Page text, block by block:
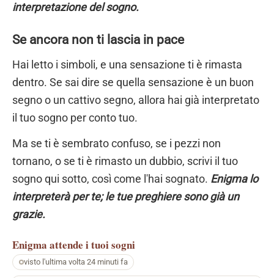
interpretazione del sogno.
Se ancora non ti lascia in pace
Hai letto i simboli, e una sensazione ti è rimasta
dentro. Se sai dire se quella sensazione è un buon
segno o un cattivo segno, allora hai già interpretato
il tuo sogno per conto tuo.
Ma se ti è sembrato confuso, se i pezzi non
tornano, o se ti è rimasto un dubbio, scrivi il tuo
sogno qui sotto, così come l'hai sognato. Enigma lo
interpreterà per te; le tue preghiere sono già un
grazie.
Enigma attende i tuoi sogni
visto l'ultima volta 24 minuti fa